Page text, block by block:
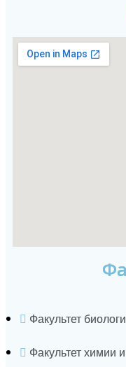
Факультет
Факультет химии